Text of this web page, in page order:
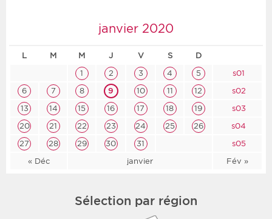
janvier 2020
L M M J V S D
« Déc janvier Fév »
1 2 3 4 5
s01
6
7 8 9 10 11 12
s02
13
14 15 16 17 18 19
s03
20
21 22 23 24 25 26
s04
27
28 29 30 31 s05
Sélection par région